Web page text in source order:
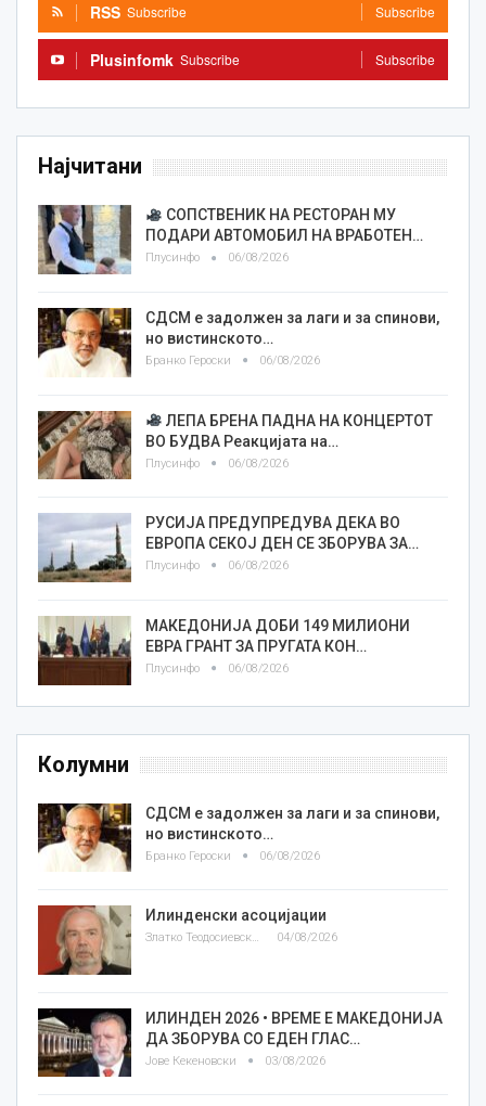
RSS Subscribe Subscribe
Plusinfomk Subscribe Subscribe
Најчитани
СОПСТВЕНИК НА РЕСТОРАН МУ
ПОДАРИ АВТОМОБИЛ НА ВРАБОТЕН…
Плусинфо 06/08/2026
СДСМ е задолжен за лаги и за спинови,
но вистинското…
Бранко Героски 06/08/2026
ЛЕПА БРЕНА ПАДНА НА КОНЦЕРТОТ
ВО БУДВА Реакцијата на…
Плусинфо 06/08/2026
РУСИЈА ПРЕДУПРЕДУВА ДЕКА ВО
ЕВРОПА СЕКОЈ ДЕН СЕ ЗБОРУВА ЗА…
Плусинфо 06/08/2026
МАКЕДОНИЈА ДОБИ 149 МИЛИОНИ
ЕВРА ГРАНТ ЗА ПРУГАТА КОН…
Плусинфо 06/08/2026
Колумни
СДСМ е задолжен за лаги и за спинови,
но вистинското…
Бранко Героски 06/08/2026
Илинденски асоцијации
Златко Теодосиевски 04/08/2026
ИЛИНДЕН 2026 • ВРЕМЕ Е МАКЕДОНИЈА
ДА ЗБОРУВА СО ЕДЕН ГЛАС…
Јове Кекеновски 03/08/2026